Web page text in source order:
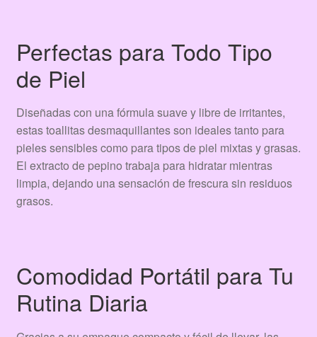
Perfectas para Todo Tipo
de Piel
Diseñadas con una fórmula suave y libre de irritantes,
estas toallitas desmaquillantes son ideales tanto para
pieles sensibles como para tipos de piel mixtas y grasas.
El extracto de pepino trabaja para hidratar mientras
limpia, dejando una sensación de frescura sin residuos
grasos.
Comodidad Portátil para Tu
Rutina Diaria